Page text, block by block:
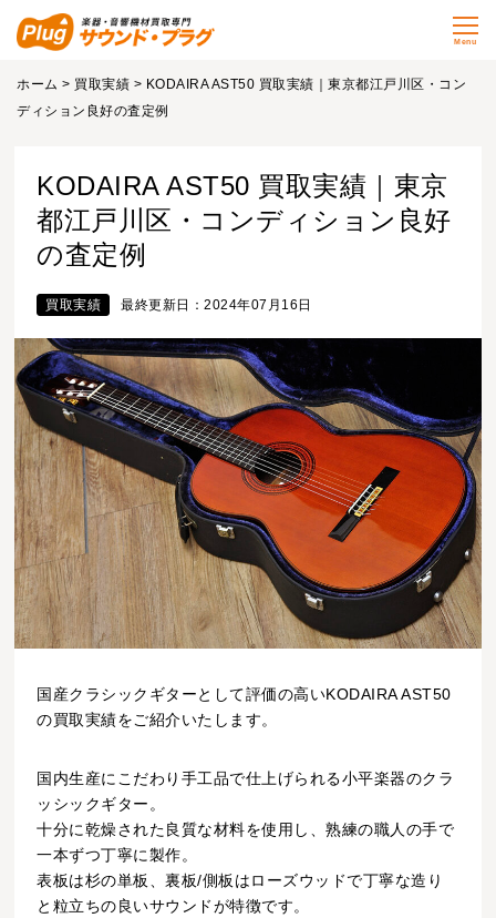
Menu
ホーム > 買取実績 > KODAIRA AST50 買取実績｜東京都江戸川区・コン
ディション良好の査定例
KODAIRA AST50 買取実績｜東京
都江戸川区・コンディション良好
の査定例
買取実績 最終更新日：2024年07月16日
国産クラシックギターとして評価の高いKODAIRA AST50
の買取実績をご紹介いたします。
国内生産にこだわり手工品で仕上げられる小平楽器のクラ
ッシックギター。
十分に乾燥された良質な材料を使用し、熟練の職人の手で
一本ずつ丁寧に製作。
表板は杉の単板、裏板/側板はローズウッドで丁寧な造り
と粒立ちの良いサウンドが特徴です。